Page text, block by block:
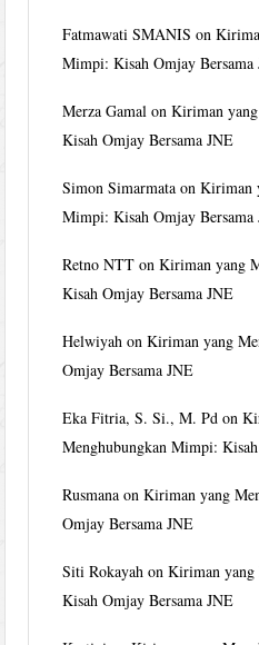
Fatmawati SMANIS on
Mimpi: Kisah Omjay Bersama
Merza Gamal onKiriman
Kisah Omjay Bersama JNE
Simon Simarmata onKiriman
Mimpi: Kisah Omjay Bersama
Retno NTT onKiriman yang
Kisah Omjay Bersama JNE
Helwiyah onKiriman yang
Omjay Bersama JNE
Eka Fitria, S. Si., M. Pd on
Menghubungkan Mimpi:
Rusmana onKiriman yang
Omjay Bersama JNE
Siti Rokayah onKiriman yang
Kisah Omjay Bersama JNE